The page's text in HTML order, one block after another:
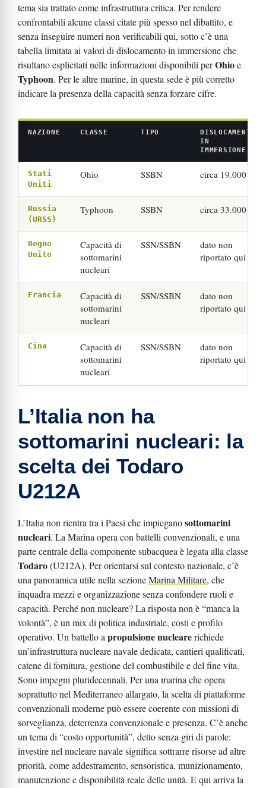
tema sia trattato come infrastruttura critica. Per rendere
confrontabili alcune classi citate più spesso nel dibattito, e
senza inseguire numeri non verificabili qui, sotto c’è una
tabella limitata ai valori di dislocamento in immersione che
risultano esplicitati nelle informazioni disponibili perOhioe
Typhoon. Per le altre marine, in questa sede è più corretto
indicare la presenza della capacità senza forzare cifre.
NAZIONE CLASSE TIPO
DISLOCAMENTO
IN
IMMERSIONE
Stati
Uniti
Ohio SSBN circa 19.000 t
Russia
(URSS)
Typhoon SSBN circa 33.000 t
Regno
Unito
Capacità di
sottomarini
nucleari
SSN/SSBN
dato non
riportato qui
Francia
Capacità di
sottomarini
nucleari
SSN/SSBN
dato non
riportato qui
Cina
Capacità di
sottomarini
nucleari
SSN/SSBN
dato non
riportato qui
L’Italia non ha
sottomarini nucleari: la
scelta dei Todaro
U212A
L’Italia non rientra tra i Paesi che impieganosottomarini
nucleari. La Marina opera con battelli convenzionali, e una
parte centrale della componente subacquea è legata alla classe
Todaro(U212A). Per orientarsi sul contesto nazionale, c’è
una panoramica utile nella sezioneMarina Militare, che
inquadra mezzi e organizzazione senza confondere ruoli e
capacità. Perché non nucleare? La risposta non è “manca la
volontà”, è un mix di politica industriale, costi e profilo
operativo. Un battello a propulsione nuclearerichiede
un’infrastruttura nucleare navale dedicata, cantieri qualificati,
catene di fornitura, gestione del combustibile e del fine vita.
Sono impegni pluridecennali. Per una marina che opera
soprattutto nel Mediterraneo allargato, la scelta di piattaforme
convenzionali moderne può essere coerente con missioni di
sorveglianza, deterrenza convenzionale e presenza. C’è anche
un tema di “costo opportunità”, detto senza giri di parole:
investire nel nucleare navale significa sottrarre risorse ad altre
priorità, come addestramento, sensoristica, munizionamento,
manutenzione e disponibilità reale delle unità. E qui arriva la